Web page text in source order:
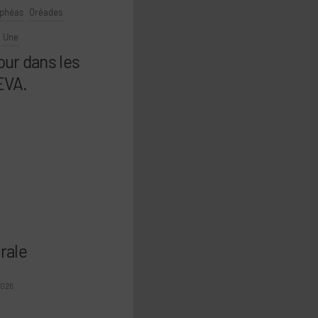
Oréades
Une
dans les